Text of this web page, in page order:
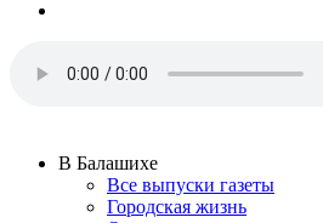
В Балашихе
Все выпуски газеты
Городская жизнь